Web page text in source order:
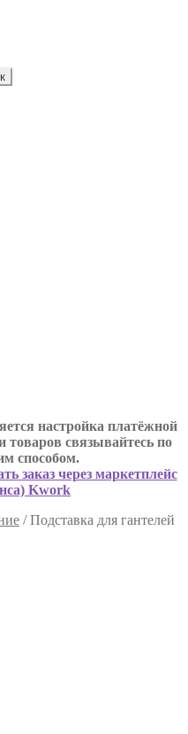
настройка платёжной
товаров связывайтесь по
способом.
заказ через маркетплейс
Kwork
/Подставка для гантелей